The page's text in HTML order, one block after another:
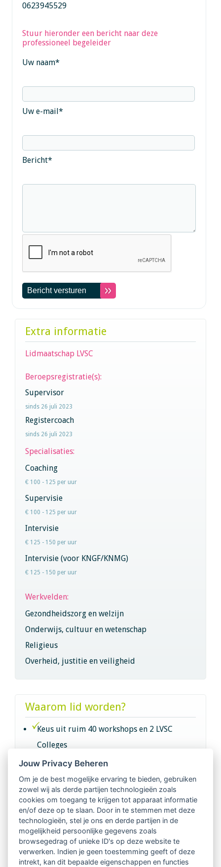
0623945529
Stuur hieronder een bericht naar deze
professioneel begeleider
Uw naam*
Uw e-mail*
Bericht*
Extra informatie
Lidmaatschap LVSC
Beroepsregistratie(s):
Supervisor
sinds 26 juli 2023
Registercoach
sinds 26 juli 2023
Specialisaties:
Coaching
€ 100 - 125 per uur
Supervisie
€ 100 - 125 per uur
Intervisie
€ 125 - 150 per uur
Intervisie (voor KNGF/KNMG)
€ 125 - 150 per uur
Werkvelden:
Gezondheidszorg en welzijn
Onderwijs, cultuur en wetenschap
Religieus
Overheid, justitie en veiligheid
Waarom lid worden?
Keus uit ruim 40 workshops en 2 LVSC
Colleges
Intervisie met geregistreerde vakgenoten
Netwerk van 2100 professionals in 14
regio's
Vindbaar voor opdrachtgevers
Tijdschrift voor
Jouw Privacy Beheren
Om je de best mogelijke ervaring te bieden, gebruiken
zowel wij als derde partijen technologieën zoals
cookies om toegang te krijgen tot apparaat informatie
en/of deze op te slaan. Door in te stemmen met deze
technologieën, stel je ons en derde partijen in de
mogelijkheid persoonlijke gegevens zoals
browsegedrag of unieke ID's op deze website te
verwerken. Indien je geen toestemming geeft of deze
intrekt, kan dit bepaalde eigenschappen en functies